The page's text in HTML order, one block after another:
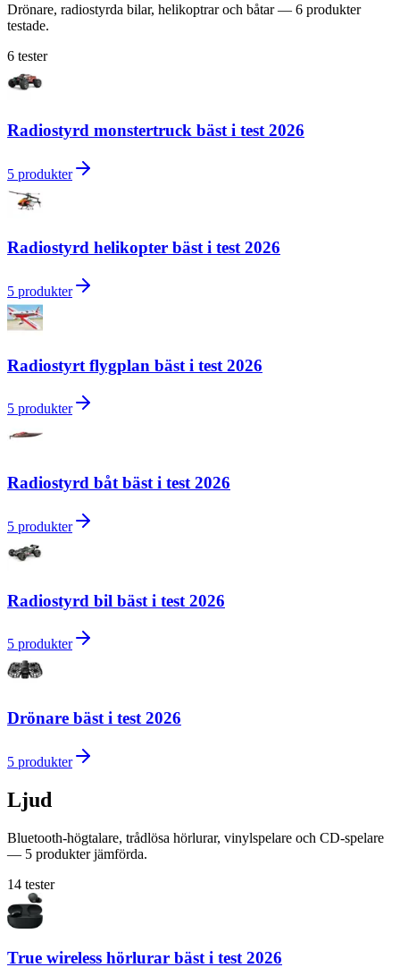
Drönare, radiostyrda bilar, helikoptrar och båtar — 6 produkter
testade.
6 tester
Radiostyrd monstertruck bäst i test 2026
5 produkter
Radiostyrd helikopter bäst i test 2026
5 produkter
Radiostyrt flygplan bäst i test 2026
5 produkter
Radiostyrd båt bäst i test 2026
5 produkter
Radiostyrd bil bäst i test 2026
5 produkter
Drönare bäst i test 2026
5 produkter
Ljud
Bluetooth-högtalare, trådlösa hörlurar, vinylspelare och CD-spelare
— 5 produkter jämförda.
14 tester
True wireless hörlurar bäst i test 2026